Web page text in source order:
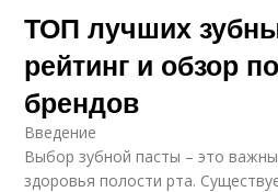
ТОП лучших
рейтинг и обзор
брендов
Введение
Выбор зубной пасты – это
здоровья полости рта.